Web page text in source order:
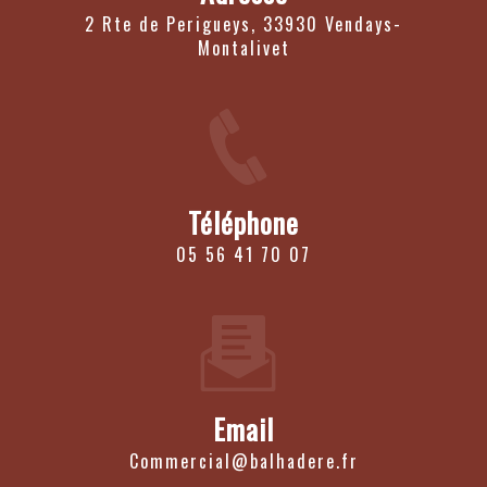
2 Rte de Perigueys, 33930 Vendays-
Montalivet
Téléphone
05 56 41 70 07
Email
commercial@balhadere.fr